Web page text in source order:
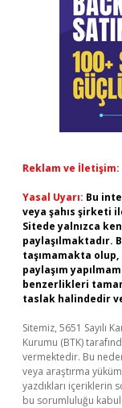
Reklam ve İletişim:
Yasal Uyarı: Bu
veya şahıs şirketi
Sitede yalnızca
paylaşılmaktadır.
taşımamakta
paylaşım
benzerlikleri
taslak halindedir
Sitemiz, 5651 Sayılı
Kurumu (BTK)
vermektedir. Bu
veya araştırma
yazdıkları içeriklerin
bu sorumluluğu kabul